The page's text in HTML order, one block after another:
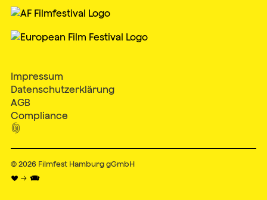
Impressum
Datenschutzerklärung
AGB
Compliance

© 2026 Filmfest Hamburg gGmbH
♥ → 